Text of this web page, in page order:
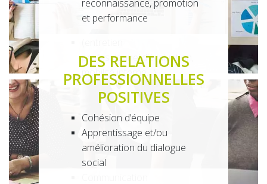
reconnaissance, promotion
et performance
professionnel,d’évaluation,
mobilité interne…)
Bilan de compétences
Transfert de compétences
et préparation des départs à
la retraite
DES RELATIONS
PROFESSIONNELLES
POSITIVES
Cohésion d’équipe
Apprentissage et/ou
amélioration du dialogue
social